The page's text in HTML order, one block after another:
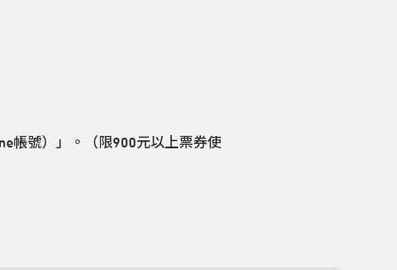
帳號）」。（限900元以上票券使